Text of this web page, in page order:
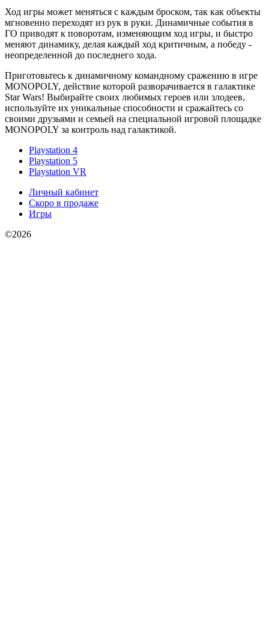
Ход игры может меняться с каждым броском, так как объекты
мгновенно переходят из рук в руки. Динамичные события в
ГО приводят к поворотам, изменяющим ход игры, и быстро
меняют динамику, делая каждый ход критичным, а победу -
неопределенной до последнего хода.
Приготовьтесь к динамичному командному сражению в игре
MONOPOLY, действие которой разворачивается в галактике
Star Wars! Выбирайте своих любимых героев или злодеев,
используйте их уникальные способности и сражайтесь со
своими друзьями и семьей на специальной игровой площадке
MONOPOLY за контроль над галактикой.
Playstation 4
Playstation 5
Playstation VR
Личный кабинет
Скоро в продаже
Игры
©2026